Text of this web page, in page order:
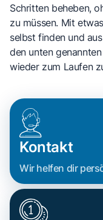
Schritten beheben,
zu müssen. Mit
selbst finden und
den unten
wieder zum Laufen
Kontakt
Wir helfen dir